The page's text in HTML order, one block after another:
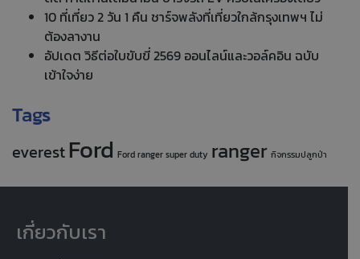
10 ที่เที่ยว 2 วัน 1 คืน ชาร์จพลังที่เที่ยวใกล้กรุงเทพฯ ไม่
ต้องลางาน
อัปเดต วิธีต่อใบขับขี่ 2569 ออนไลน์และวอล์คอิน ฉบับ
เข้าใจง่าย
Tags
everest Ford Ford ranger super duty ranger กิจกรรมปลูกป่า
เกี่ยวกับเรา